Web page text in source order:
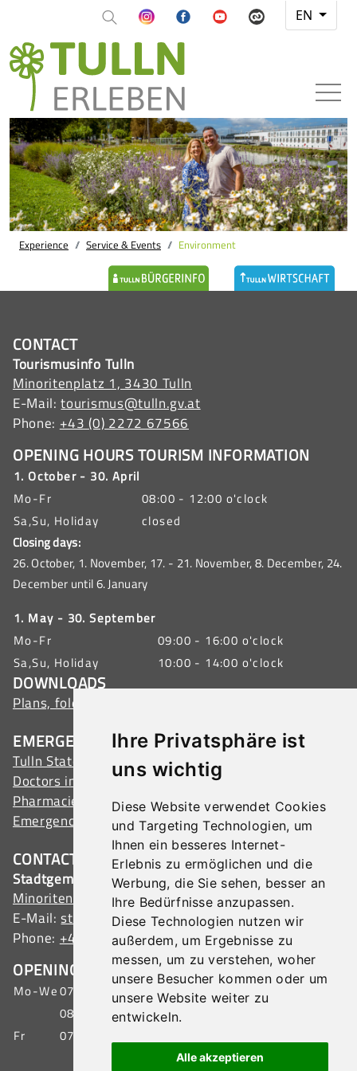
Ihre Privatsphäre ist
uns wichtig
Diese Website verwendet Cookies
und Targeting Technologien, um
Ihnen ein besseres Internet-
Erlebnis zu ermöglichen und die
Werbung, die Sie sehen, besser an
Ihre Bedürfnisse anzupassen.
Diese Technologien nutzen wir
außerdem, um Ergebnisse zu
messen, um zu verstehen, woher
unsere Besucher kommen oder um
unsere Website weiter zu
entwickeln.
Alle akzeptieren
EN
Experience Service & Events Environment
CONTACT
Tourismusinfo Tulln
Minoritenplatz 1, 3430 Tulln
E-Mail:tourismus@tulln.gv.at
Phone: +43 (0) 2272 67566
OPENING HOURS TOURISM INFORMATION
1. October - 30. April
Mo-Fr
08:00 - 12:00 o'clock
Sa,Su, Holiday
closed
Closing days:
26. October, 1. November, 17. - 21. November, 8. December, 24.
December until 6. January
1. May - 30. September
Mo-Fr
09:00 - 16:00 o'clock
Sa,Su, Holiday
10:00 - 14:00 o'clock
DOWNLOADS
Plans, folders, brochures, group offers
EMERGENCY ADDRESSES
Tulln State Hospital
Doctors in Tulln
Pharmacies in Tulln
Emergency services
CONTACT
Stadtgemeinde Tulln
Minoritenplatz 1, 3430 Tulln, Austria
E-Mail:stadtamt@tulln.gv.at
Phone: +43 (0) 2272 690-0
OPENING HOURS CITIZEN SERVICE
Mo-We07:00 - 15:30 o'clock
08:00 - 19:00 o'clock
Fr
07:00 - 12:00 o'clock